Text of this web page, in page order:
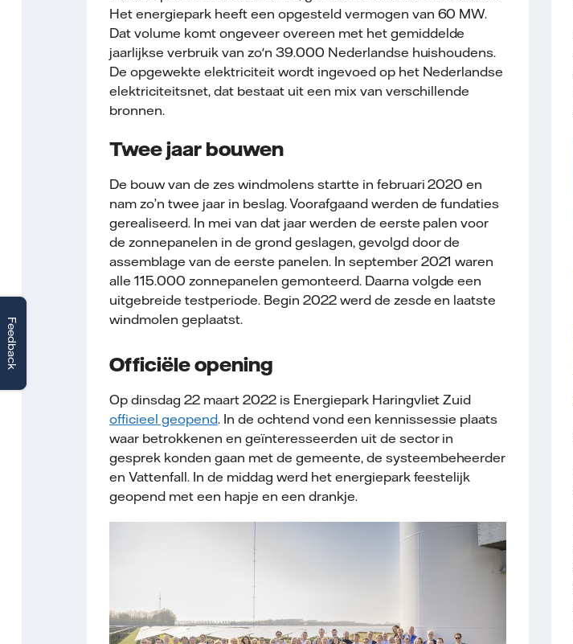
Het energiepark heeft een opgesteld vermogen van 60 MW.
Dat volume komt ongeveer overeen met het gemiddelde
jaarlijkse verbruik van zo'n 39.000 Nederlandse huishoudens.
De opgewekte elektriciteit wordt ingevoed op het Nederlandse
elektriciteitsnet, dat bestaat uit een mix van verschillende
bronnen.
Twee jaar bouwen
De bouw van de zes windmolens startte in februari 2020 en
nam zo’n twee jaar in beslag. Voorafgaand werden de fundaties
gerealiseerd. In mei van dat jaar werden de eerste palen voor
de zonnepanelen in de grond geslagen, gevolgd door de
assemblage van de eerste panelen. In september 2021 waren
alle 115.000 zonnepanelen gemonteerd. Daarna volgde een
uitgebreide testperiode. Begin 2022 werd de zesde en laatste
windmolen geplaatst.
Officiële opening
Op dinsdag 22 maart 2022 is Energiepark Haringvliet Zuid
officieel geopend. In de ochtend vond een kennissessie plaats
waar betrokkenen en geïnteresseerden uit de sector in
gesprek konden gaan met de gemeente, de systeembeheerder
en Vattenfall. In de middag werd het energiepark feestelijk
geopend met een hapje en een drankje.
Feedback